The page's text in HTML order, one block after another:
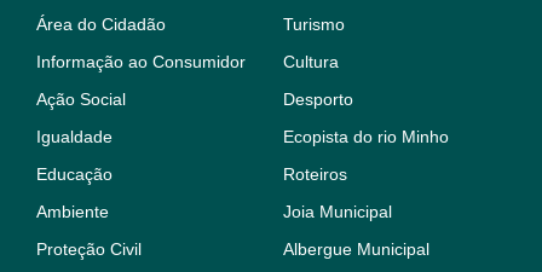
Área do Cidadão
Informação ao Consumidor
Ação Social
Igualdade
Educação
Ambiente
Proteção Civil
Turismo
Cultura
Desporto
Ecopista do rio Minho
Roteiros
Joia Municipal
Albergue Municipal